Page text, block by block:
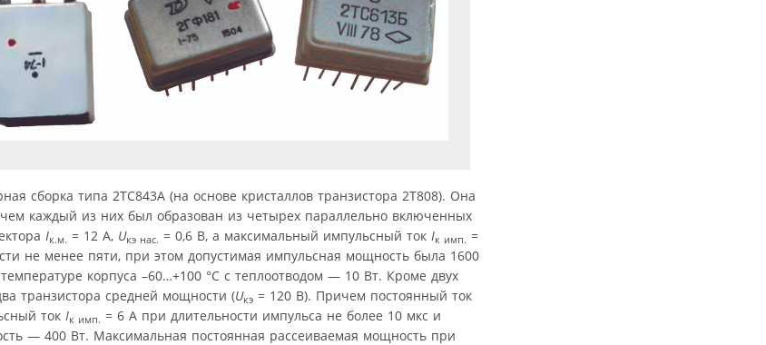
сборка типа 2ТС843А (на основе кристаллов транзистора 2Т808). Она
каждый из них был образован из четырех параллельно включенных
Iк.м. = 12 А, Uкэ нас. = 0,6 В, а максимальный импульсный ток Iк имп. =
не менее пяти, при этом допустимая импульсная мощность была 1600
корпуса –60…+100 °С с теплоотводом — 10 Вт. Кроме двух
транзистора средней мощности (Uкэ = 120 В). Причем постоянный ток
ток Iк имп. = 6 А при длительности импульса не более 10 мкс и
— 400 Вт. Максимальная постоянная рассеиваемая мощность при